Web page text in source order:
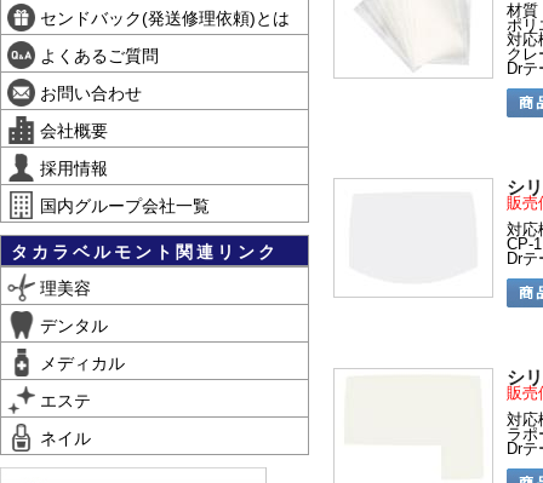
センドバック(発送修理依頼)とは
よくあるご質問
お問い合わせ
会社概要
採用情報
国内グループ会社一覧
タカラベルモント関連リンク
理美容
デンタル
メディカル
エステ
ネイル
材質
ポ
対応
クレ
Dr
シ
販売
対応
CP-1
Dr
シ
販売
対応
ラポ
Dr